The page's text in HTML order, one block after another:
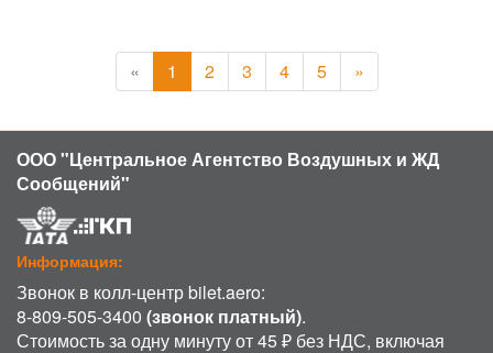
« 1 2 3 4 5 »
ООО "Центральное Агентство Воздушных и ЖД
Сообщений"
Информация:
Звонок в колл-центр bilet.aero:
8-809-505-3400 (звонок платный).
Стоимость за одну минуту от 45 ₽ без НДС, включая